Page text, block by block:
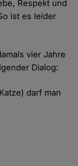
Respekt und
ist es leider
vier Jahre
Dialog:
darf man